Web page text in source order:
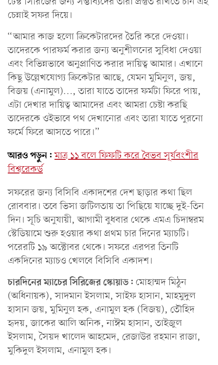
চেন্নাই সফর দিয়ে।
“আমার কাজ হলো ক্রিকেটারদের তৈরি করে দেওয়া।
তাদেরকে পারফর্ম করার জন্য অনুশীলনের সুবিধা দেওয়া
এবং বিভিন্নভাবে অনুপ্রাণিত করার দায়িত্ব আমার। এখানে
কিছু উল্লেখযোগ্য ক্রিকেটার আছে, যেমন মুমিনুল, জয়,
বিজয় (এনামুল)…, তারা যাতে তাদের ফর্মটা ফিরে পায়,
এটা দেখার দায়িত্ব আমাদের এবং আমরা চেষ্টা করছি
তাদেরকে ওইভাবে পথ দেখানোর এবং তারা যাতে পুরনো
ফর্মে ফিরে আসতে পারে।”
আরও পড়ুন: মাত্র ১১ বলে ফিফটি করে বৈভব সূর্যবংশীর
বিশ্বরেকর্ড
সফরের জন্য বিসিবি একাদশের দেশ ছাড়ার কথা ছিল
রোববার। তবে ভিসা জটিলতায় তা পিছিয়ে যাচ্ছে দুই-তিন
দিন। সূচি অনুযায়ী, আগামী বুধবার থেকে এমএ চিদাম্বরম
স্টেডিয়ামে শুরু হওয়ার কথা প্রথম চার দিনের ম্যাচটি।
পরেরটি ১৯ অক্টোবর থেকে। সফরে এরপর তিনটি
একদিনের ম্যাচও খেলবে বিসিবি একাদশ।
চারদিনের ম্যাচের সিরিজের স্কোয়াড: মোহাম্মদ মিঠুন
(অধিনায়ক), সাদমান ইসলাম, সাইফ হাসান, মাহমুদুল
হাসান জয়, মুমিনুল হক, এনামুল হক (বিজয়), তৌহিদ
হৃদয়, জাকের আলি অনিক, নাঈম হাসান, তাইজুল
ইসলাম, সৈয়দ খালেদ আহমেদ, রেজাউর রহমান রাজা,
মুকিদুল ইসলাম, এনামুল হক।